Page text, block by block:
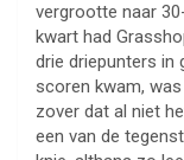
vergrootte naar
kwart had
drie driepunters in
scoren kwam,
zover dat al niet
een van de